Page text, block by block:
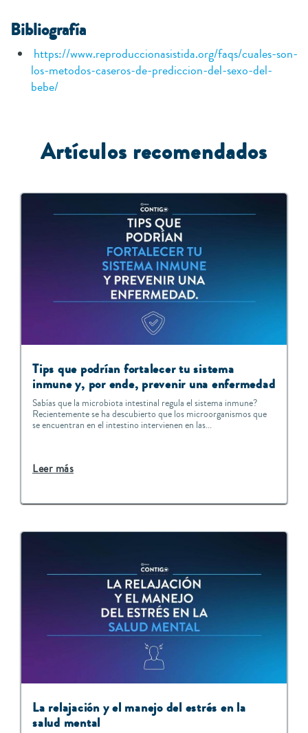
Bibliografía
https://www.reproduccionasistida.org/faqs/cuales-son-
los-metodos-caseros-de-prediccion-del-sexo-del-
bebe/
Artículos recomendados
Tips que podrían fortalecer tu sistema
inmune y, por ende, prevenir una enfermedad
Sabías que la microbiota intestinal regula el sistema inmune?
Recientemente se ha descubierto que los microorganismos que
se encuentran en el intestino intervienen en las...
Leer más
La relajación y el manejo del estrés en la
salud mental